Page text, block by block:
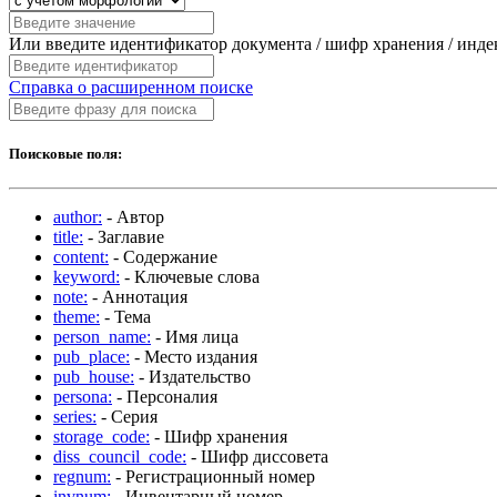
Или введите идентификатор документа / шифр хранения /
Справка о расширенном поиске
Поисковые поля:
author: - Автор
title: - Заглавие
content: - Содержание
keyword: - Ключевые слова
note: - Аннотация
theme: - Тема
person_name: - Имя лица
pub_place: - Место издания
pub_house: - Издательство
persona: - Персоналия
series: - Серия
storage_code: - Шифр хранения
diss_council_code: - Шифр диссовета
regnum: - Регистрационный номер